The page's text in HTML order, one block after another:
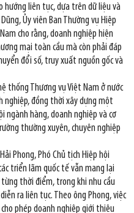
liên tục, dựa trên dữ liệu và
Ủy viên Ban Thường vụ Hiệp
cho rằng, doanh nghiệp hiện
mại toàn cầu mà còn phải đáp
đổi số, truy xuất nguồn gốc và
thống Thương vụ Việt Nam ở nước
đồng thời xây dựng một
ngành hàng, doanh nghiệp và cơ
thường xuyên, chuyên nghiệp
Phong, Phó Chủ tịch Hiệp hội
triển lãm quốc tế vẫn mang lại
thời điểm, trong khi nhu cầu
ra liên tục. Theo ông Phong, việc
phép doanh nghiệp giới thiệu